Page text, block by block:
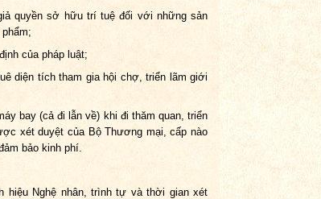
quyền sở hữu trí tuệ đối với những sản
của pháp luật;
diện tích tham gia hội chợ, triển lãm giới
bay (cả đi lẫn về) khi đi thăm quan, triển
xét duyệt của Bộ Thương mại, cấp nào
bảo kinh phí.
hiệu Nghệ nhân, trình tự và thời gian xét